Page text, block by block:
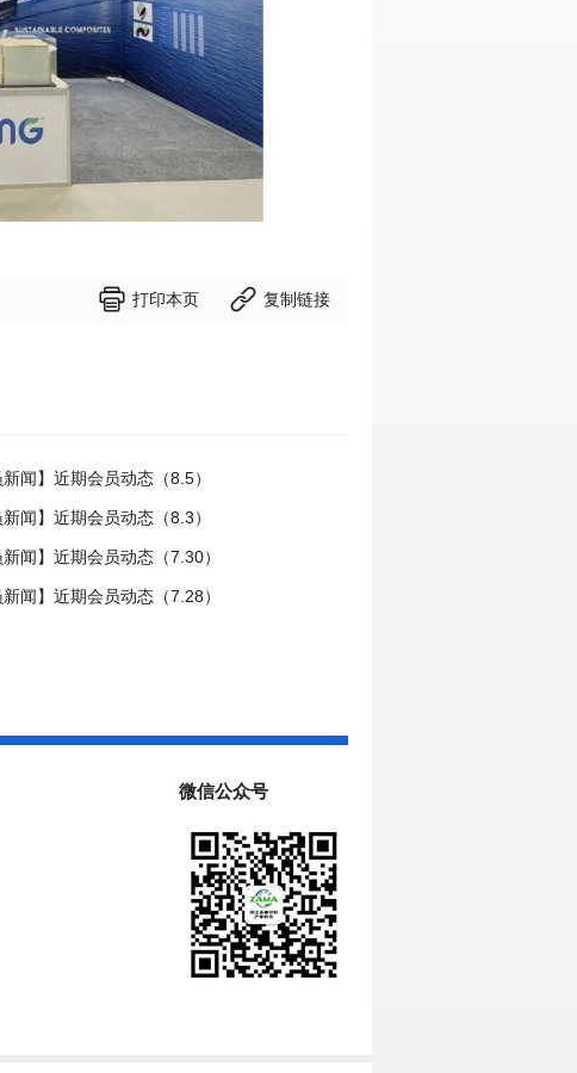
 打印本页  复制链接
新闻】近期会员动态（8.5）
新闻】近期会员动态（8.3）
新闻】近期会员动态（7.30）
新闻】近期会员动态（7.28）
微信公众号